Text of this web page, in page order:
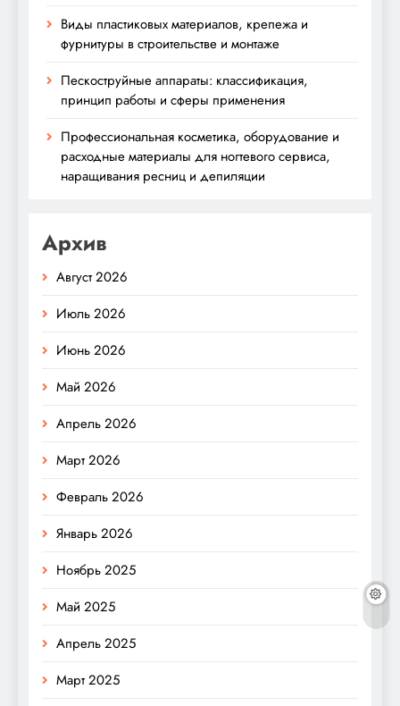
Виды пластиковых материалов, крепежа и
фурнитуры в строительстве и монтаже
Пескоструйные аппараты: классификация,
принцип работы и сферы применения
Профессиональная косметика, оборудование и
расходные материалы для ногтевого сервиса,
наращивания ресниц и депиляции
Архив
Август 2026
Июль 2026
Июнь 2026
Май 2026
Апрель 2026
Март 2026
Февраль 2026
Январь 2026
Ноябрь 2025
Май 2025
Апрель 2025
Март 2025